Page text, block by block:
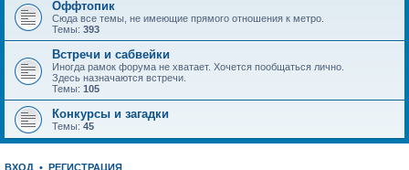
Оффтопик
Сюда все темы, не имеющие прямого отношения к метро.
Темы: 393
Встречи и сабвейки
Иногда рамок форума не хватает. Хочется пообщаться лично.
Здесь назначаются встречи.
Темы: 105
Конкурсы и загадки
Темы: 45
ВХОД • РЕГИСТРАЦИЯ